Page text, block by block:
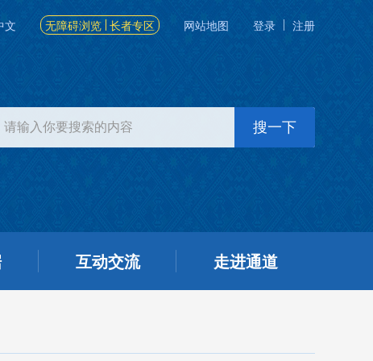
文 无障碍浏览 长者专区 网站地图 登录 注册
互动交流 走进通道